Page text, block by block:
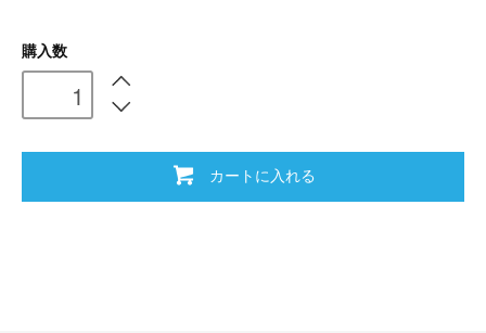
購入数
カートに入れる